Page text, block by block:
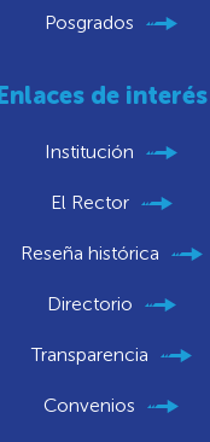
Posgrados
Enlaces de interés
Institución
El Rector
Reseña histórica
Directorio
Transparencia
Convenios